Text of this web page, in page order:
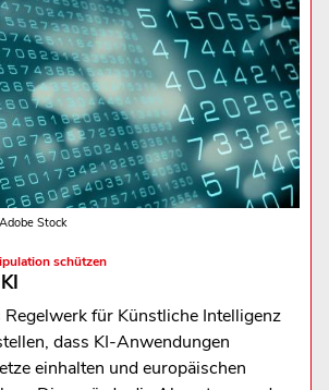
Stock
schützen
Regelwerk für Künstliche Intelligenz
dass KI-Anwendungen
einhalten und europäischen